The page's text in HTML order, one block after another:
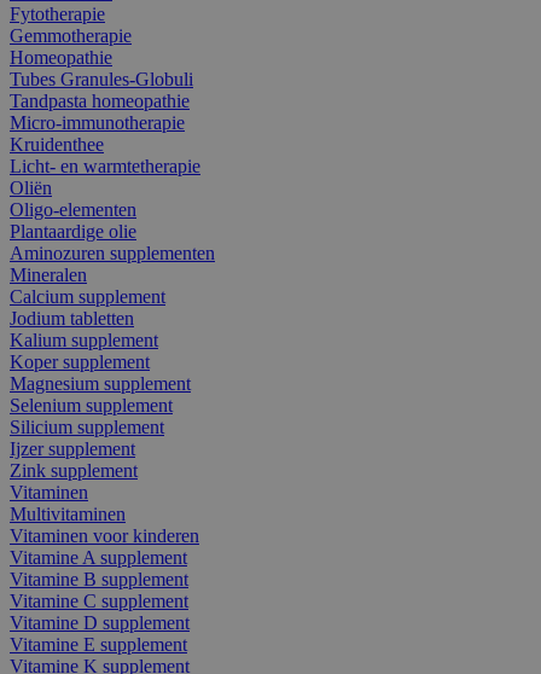
Fytotherapie
Gemmotherapie
Homeopathie
Tubes Granules-Globuli
Tandpasta homeopathie
Micro-immunotherapie
Kruidenthee
Licht- en warmtetherapie
Oliën
Oligo-elementen
Plantaardige olie
Aminozuren supplementen
Mineralen
Calcium supplement
Jodium tabletten
Kalium supplement
Koper supplement
Magnesium supplement
Selenium supplement
Silicium supplement
Ijzer supplement
Zink supplement
Vitaminen
Multivitaminen
Vitaminen voor kinderen
Vitamine A supplement
Vitamine B supplement
Vitamine C supplement
Vitamine D supplement
Vitamine E supplement
Vitamine K supplement